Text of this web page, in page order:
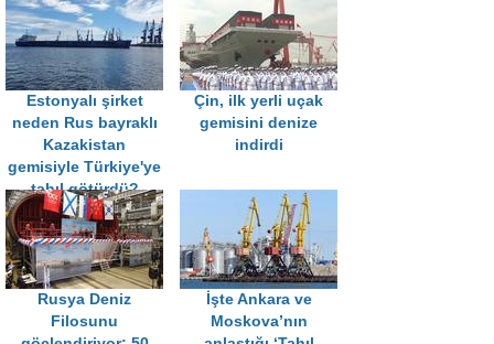
Estonyalı şirket
neden Rus bayraklı
Kazakistan
gemisiyle Türkiye'ye
tahıl götürdü?
Çin, ilk yerli uçak
gemisini denize
indirdi
Rusya Deniz
Filosunu
İşte Ankara ve
Moskova’nın